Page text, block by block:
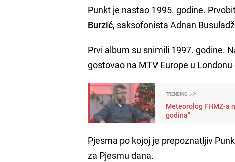
Punkt je nastao 1995. godine.
Burzić, saksofonista Adnan
Prvi album su snimili 1997. godine.
gostovao na MTV Europe u
TRENDING
Meteorolog FHMZ-a
godina"
Pjesma po kojoj je prepoznatljiv
za Pjesmu dana.